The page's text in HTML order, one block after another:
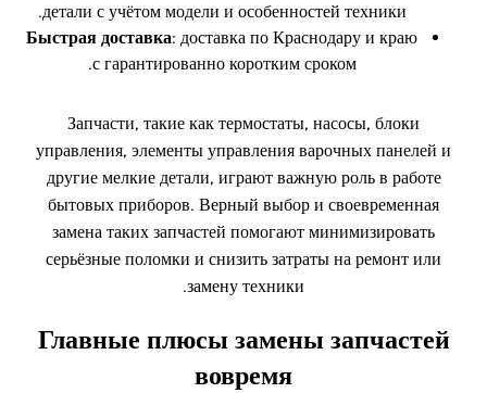
детали с учётом модели и особенностей техники.
Быстрая доставка: доставка по Краснодару и краю
с гарантированно коротким сроком.
Запчасти, такие как термостаты, насосы, блоки
управления, элементы управления варочных панелей и
другие мелкие детали, играют важную роль в работе
бытовых приборов. Верный выбор и своевременная
замена таких запчастей помогают минимизировать
серьёзные поломки и снизить затраты на ремонт или
замену техники.
Главные плюсы замены запчастей
вовремя